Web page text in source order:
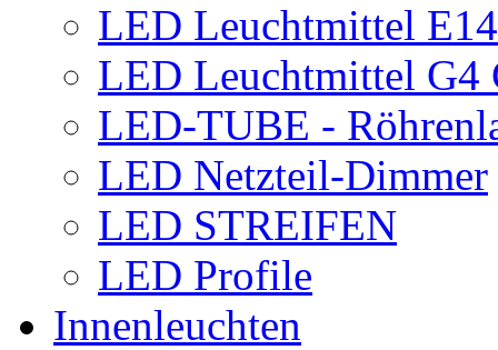
LED Leuchtmittel
LED Leuchtmittel G4
LED-TUBE -
LED Netzteil-Dimmer
LED STREIFEN
LED Profile
Innenleuchten